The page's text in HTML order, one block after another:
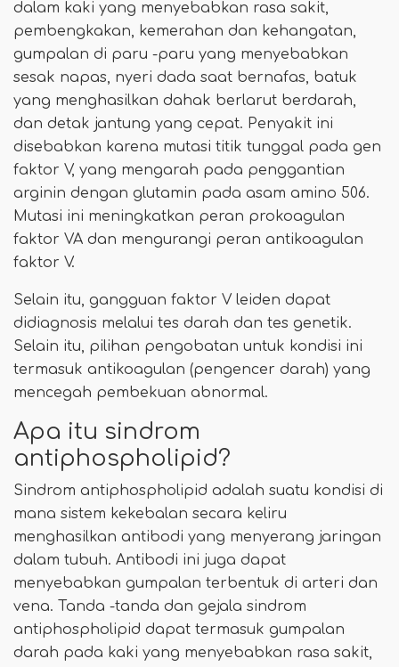
dalam kaki yang menyebabkan rasa sakit,
pembengkakan, kemerahan dan kehangatan,
gumpalan di paru -paru yang menyebabkan
sesak napas, nyeri dada saat bernafas, batuk
yang menghasilkan dahak berlarut berdarah,
dan detak jantung yang cepat. Penyakit ini
disebabkan karena mutasi titik tunggal pada gen
faktor V, yang mengarah pada penggantian
arginin dengan glutamin pada asam amino 506.
Mutasi ini meningkatkan peran prokoagulan
faktor VA dan mengurangi peran antikoagulan
faktor V.
Selain itu, gangguan faktor V leiden dapat
didiagnosis melalui tes darah dan tes genetik.
Selain itu, pilihan pengobatan untuk kondisi ini
termasuk antikoagulan (pengencer darah) yang
mencegah pembekuan abnormal.
Apa itu sindrom
antiphospholipid?
Sindrom antiphospholipid adalah suatu kondisi di
mana sistem kekebalan secara keliru
menghasilkan antibodi yang menyerang jaringan
dalam tubuh. Antibodi ini juga dapat
menyebabkan gumpalan terbentuk di arteri dan
vena. Tanda -tanda dan gejala sindrom
antiphospholipid dapat termasuk gumpalan
darah pada kaki yang menyebabkan rasa sakit,